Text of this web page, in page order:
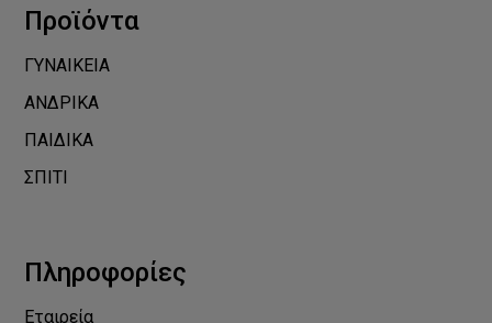
Προϊόντα
ΓΥΝΑΙΚΕΙΑ
ΑΝΔΡΙΚΑ
ΠΑΙΔΙΚΑ
ΣΠΙΤΙ
Πληροφορίες
Εταιρεία